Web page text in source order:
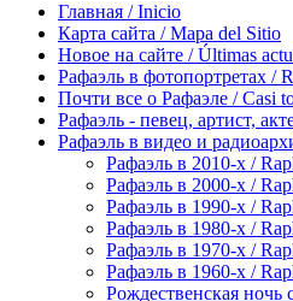
Главная / Inicio
Карта сайта / Mapa del Sitio
Новое на сайте / Últimas
Рафаэль в фотопортретах /
Почти все о Рафаэле / Casi
Рафаэль - певец, артист,
Рафаэль в видео и
Рафаэль в 2010-х /
Рафаэль в 2000-х /
Рафаэль в 1990-х /
Рафаэль в 1980-х /
Рафаэль в 1970-х /
Рафаэль в 1960-х /
Рождественская ночь